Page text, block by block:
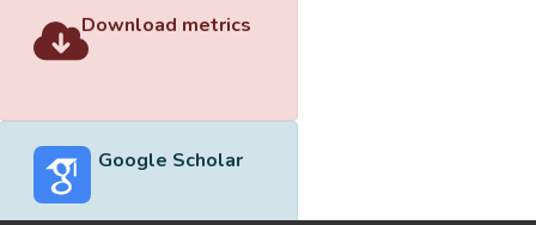
Download metrics
Google Scholar